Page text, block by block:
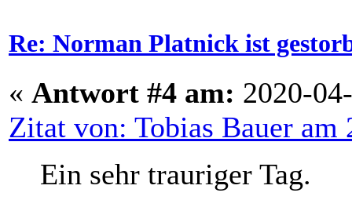
Re: Norman Platnick ist
« Antwort #4 am: 2020-
Zitat von: Tobias Bauer am
Ein sehr trauriger Tag.